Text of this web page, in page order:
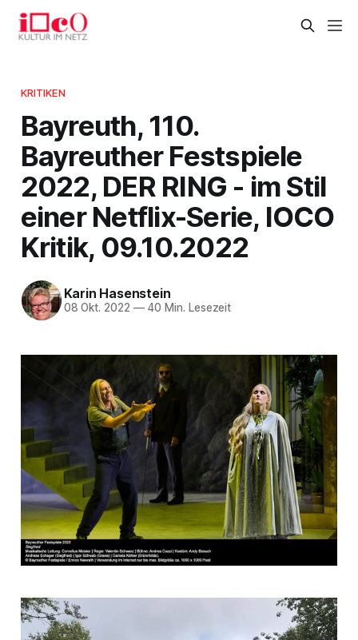
KRITIKEN
Bayreuth, 110.
Bayreuther Festspiele
2022, DER RING - im Stil
einer Netflix-Serie, IOCO
Kritik, 09.10.2022
Karin Hasenstein
08 Okt. 2022 —40 Min. Lesezeit